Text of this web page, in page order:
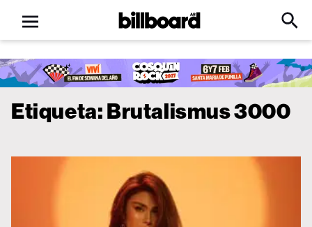
Open
menu
Billboard
Click
Input
Etiqueta:Brutalismus 3000